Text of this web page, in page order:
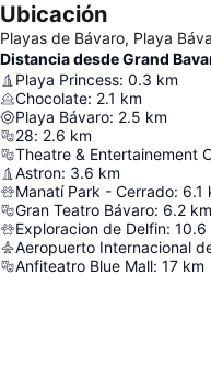
Ubicación
Playas de Bávaro, Playa
Distancia desde Grand
Playa Princess: 0.3 km
Chocolate: 2.1 km
Playa Bávaro: 2.5 km
28: 2.6 km
Theatre & Entertainement
Astron: 3.6 km
Manatí Park - Cerrado: 6.1
Gran Teatro Bávaro: 6.2 km
Exploracion de Delfin: 10.6
Aeropuerto Internacional
Anfiteatro Blue Mall: 17 km